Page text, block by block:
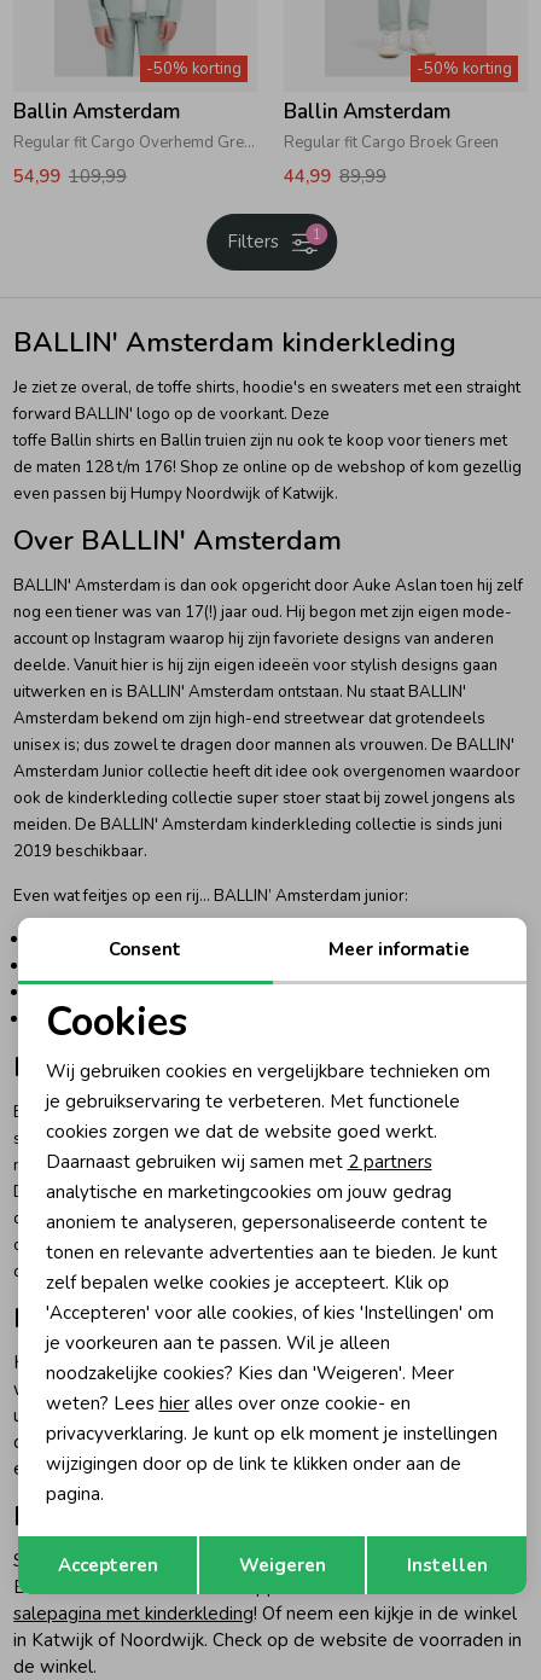
Zwemkleding
Jassen
Colberts & Gilets
Boxpakjes
Rompers
Ondergoed
Regenkleding &-laarzen
Zomeraccessoires
Kledingaccessoires
Beenmode
Zwemkleding
Jassen
Jurken
Rokken & Skorts
Jumpsuits
Blouses
Blazers & Gilets
Leggings
Boxpakjes
Rompers
Ondergoed
Regenkleding &-laarzen
Zomeraccessoires
Kledingaccessoires
Beenmode
Winteraccessoires
Cadeaubonnen
Haaraccessoires
Verzorgingsproducten
Beenmode
Winteraccessoires
Winterjassen
Zomerjassen
Zwemvesten & Zwembandjes
Winterjassen
Zomerjassen
-50% korting
Ballin Amsterdam
Regular fit Cargo Overhemd Green
54,99 109,99
-50% korting
Ballin Amsterdam
Regular fit Cargo Broek Green
44,99 89,99
1
Filters
BALLIN' Amsterdam kinderkleding
Je ziet ze overal, de toffe shirts, hoodie's en sweaters met een straight
forward BALLIN' logo op de voorkant. Deze
toffe Ballin shirts en Ballin truien zijn nu ook te koop voor tieners met
de maten 128 t/m 176! Shop ze online op de webshop of kom gezellig
even passen bij Humpy Noordwijk of Katwijk.
Over BALLIN' Amsterdam
BALLIN' Amsterdam is dan ook opgericht door Auke Aslan toen hij zelf
nog een tiener was van 17(!) jaar oud. Hij begon met zijn eigen mode-
account op Instagram waarop hij zijn favoriete designs van anderen
deelde. Vanuit hier is hij zijn eigen ideeën voor stylish designs gaan
uitwerken en is BALLIN' Amsterdam ontstaan. Nu staat BALLIN'
Amsterdam bekend om zijn high-end streetwear dat grotendeels
unisex is; dus zowel te dragen door mannen als vrouwen. De BALLIN'
Amsterdam Junior collectie heeft dit idee ook overgenomen waardoor
ook de kinderkleding collectie super stoer staat bij zowel jongens als
meiden. De BALLIN' Amsterdam kinderkleding collectie is sinds juni
2019 beschikbaar.
Even wat feitjes op een rij... BALLIN’ Amsterdam junior:
Nieuw op de markt!
Zowel online als in onze winkel verkrijgbaar
De kinderkleding collectie van BALLIN
Bij ons te shoppen.. de BALLIN kinderkleding collectie! BALLIN' kids
staat bekend als merk maar ook door het gebruik van mooie
materialen. In de collectie van BALLIN kids vind je alle bestsellers.
Deze bestsellers zijn gekozen omdat deze het hele jaar door te
dragen zijn, gemaakt zijn van een goede kwaliteit. De favoriet van de
collectie zijn de truien en sweaters met mooie bijpassende broeken. In
de zomer hebben wij ook zwemshorts van Ballin in de collectie.
Hoe valt BALLIN' Kids?
Hoe valt de BALLIN Amsterdam Kids collectie? Een vraag die
we vaak krijgen. De Ballin' Amsterdam kindercollectie is
unisex en daardoor geschikt voor jongens en meiden. De
collectie valt eerder klein dan groot. Bij twijfel adviseren we
een maatje groter te bestellen.
BALLIN' Kids sale
Shop jij het liefste met korting? Wij stiekem ook. Wil jij
BALLIN' Amsterdam kids shoppen met sale? Check dan onze
salepagina met kinderkleding! Of neem een kijkje in de winkel
in Katwijk of Noordwijk. Check op de website de voorraden in
de winkel.
Noodzakelijke cookies
Personalisatie cookies
Analytische cookies
Marketing cookies
Opslaan
Consent Meer informatie
Cookies
Wij gebruiken cookies en vergelijkbare technieken om
je gebruikservaring te verbeteren. Met functionele
cookies zorgen we dat de website goed werkt.
Daarnaast gebruiken wij samen met 2 partners
analytische en marketingcookies om jouw gedrag
anoniem te analyseren, gepersonaliseerde content te
tonen en relevante advertenties aan te bieden. Je kunt
zelf bepalen welke cookies je accepteert. Klik op
'Accepteren' voor alle cookies, of kies 'Instellingen' om
je voorkeuren aan te passen. Wil je alleen
noodzakelijke cookies? Kies dan 'Weigeren'. Meer
weten? Lees hieralles over onze cookie- en
privacyverklaring. Je kunt op elk moment je instellingen
wijzigingen door op de link te klikken onder aan de
pagina.
Accepteren Weigeren Instellen